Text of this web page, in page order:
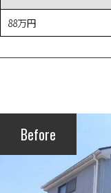
88万円
Before